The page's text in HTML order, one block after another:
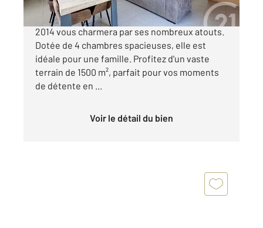
À vendre, cette magnifique maison récente de
2014 vous charmera par ses nombreux atouts.
Dotée de 4 chambres spacieuses, elle est
idéale pour une famille. Profitez d'un vaste
terrain de 1500 m², parfait pour vos moments
de détente en ...
Voir le détail du bien